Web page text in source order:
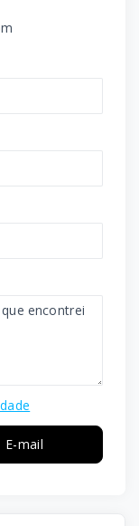
E-mail